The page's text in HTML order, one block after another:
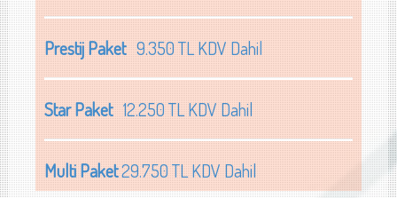
Prestij Paket9.350 TL KDV Dahil
Star Paket12.250 TL KDV Dahil
Multi Paket29.750 TL KDV Dahil